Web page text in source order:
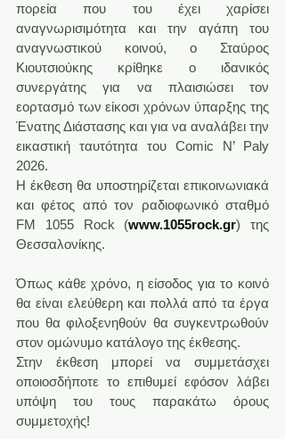
πορεία που του έχει χαρίσει
αναγνωρισιμότητα και την αγάπη του
αναγνωστικού κοινού, ο Σταύρος
Κιουτσιούκης κρίθηκε ο ιδανικός
συνεργάτης για να πλαισιώσει τον
εορτασμό των είκοσι χρόνων ύπαρξης της
Ένατης Διάστασης και για να αναλάβει την
εικαστική ταυτότητα του Comic N’ Paly
2026.
Η έκθεση θα υποστηρίζεται επικοινωνιακά
και φέτος από τον ραδιοφωνικό σταθμό
FM 1055 Rock (www.1055rock.gr) της
Θεσσαλονίκης.
Όπως κάθε χρόνο, η είσοδος για το κοινό
θα είναι ελεύθερη και πολλά από τα έργα
που θα φιλοξενηθούν θα συγκεντρωθούν
στον ομώνυμο κατάλογο της έκθεσης.
Στην έκθεση μπορεί να συμμετάσχει
οποιοσδήποτε το επιθυμεί εφόσον λάβει
υπόψη του τους παρακάτω όρους
συμμετοχής!